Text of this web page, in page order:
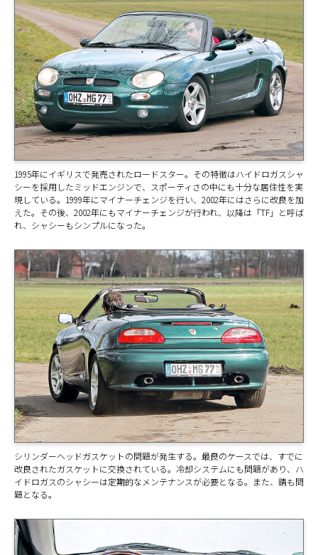
1995年にイギリスで発売されたロードスター。その特徴はハイドロガスシャ
シーを採用したミッドエンジンで、スポーティさの中にも十分な居住性を実
現している。1999年にマイナーチェンジを行い、2002年にはさらに改良を加
えた。その後、2002年にもマイナーチェンジが行われ、以降は「TF」と呼ば
れ、シャシーもシンプルになった。
シリンダーヘッドガスケットの問題が発生する。最良のケースでは、すでに
改良されたガスケットに交換されている。冷却システムにも問題があり、ハ
イドロガスのシャシーは定期的なメンテナンスが必要となる。また、錆も問
題となる。